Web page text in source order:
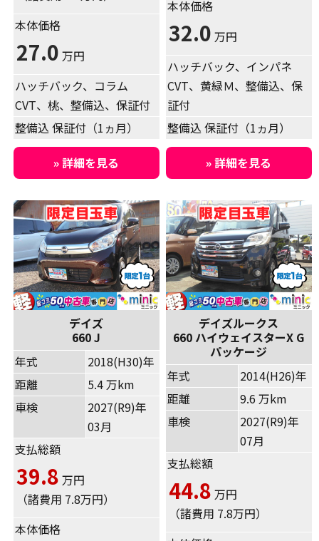
本体価格
27.0 万円
ハッチバック、コラム
CVT、桃、整備込、保証付
整備込 保証付（1ヵ月）
» 詳細を見る
本体価格
32.0 万円
ハッチバック、インパネ
CVT、黄緑Ｍ、整備込、保
証付
整備込 保証付（1ヵ月）
» 詳細を見る
デイズ
660 J
年式
2018(H30)年
距離
5.4 万km
車検
2027(R9)年
03月
支払総額
39.8 万円
（諸費用 7.8万円）
本体価格
デイズルークス
660 ハイウェイスターX G
パッケージ
年式
2014(H26)年
距離
9.6 万km
車検
2027(R9)年
07月
支払総額
44.8 万円
（諸費用 7.8万円）